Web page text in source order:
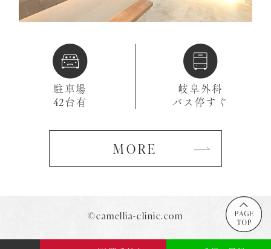
駐車場
42台有
岐阜外科
バス停すぐ
MORE
©camellia-clinic.com